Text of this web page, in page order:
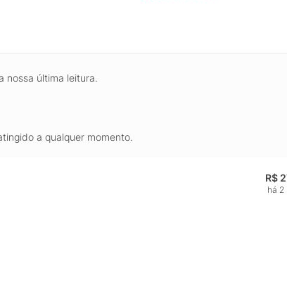
nossa última leitura.
a qualquer momento.
R$
há 2